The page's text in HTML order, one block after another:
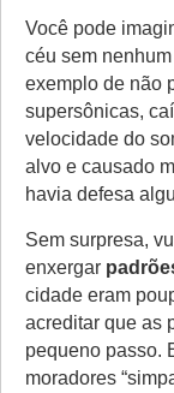
Você pode
céu sem
exemplo de não
supersônicas,
velocidade do
alvo e causado
havia defesa
Sem surpresa,
enxergar
cidade eram
acreditar que as
pequeno passo.
moradores